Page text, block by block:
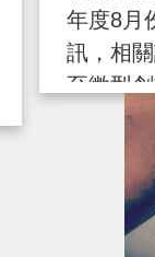
115-07-
年度8月
訊，相
至微型
詢 https